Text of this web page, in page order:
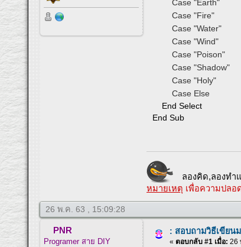
Case "Earth"
Case "Fire"
Case "Water"
Case "Wind"
Case "Poison"
Case "Shadow"
Case "Holy"
Case Else
End Select
End Sub
ลองคิด,ลองทำ
หมายเหตุ เพื่อความปลอ
26 พ.ค. 63 , 15:09:28
PNR
Programer สาย DIY
: สอบถามวิธีเขียน
« ตอบกลับ #1 เมื่อ: 26